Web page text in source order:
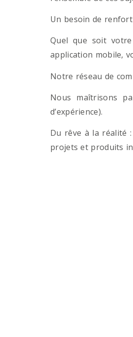
Un besoin de
Quel que soit
application mobile,
Notre réseau de
Nous maîtrisons
d’expérience).
Du rêve à la réalité
projets et produits